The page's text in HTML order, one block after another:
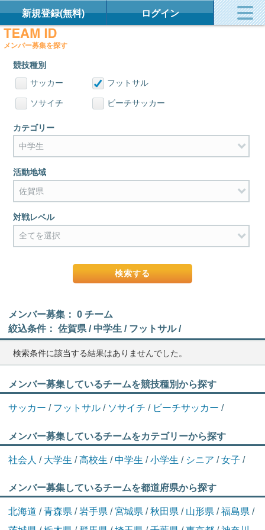
新規登録(無料) ログイン
メンバー募集を探す
競技種別
サッカー
フットサル
ソサイチ ビーチサッカー
カテゴリー
活動地域
対戦レベル
メンバー募集： 0 チーム
絞込条件： 佐賀県 / 中学生 / フットサル /
検索条件に該当する結果はありませんでした。
メンバー募集しているチームを競技種別から探す
サッカー / フットサル/ ソサイチ / ビーチサッカー /
メンバー募集しているチームをカテゴリーから探す
社会人 / 大学生 /高校生 /中学生 /小学生 / シニア /女子 /
メンバー募集しているチームを都道府県から探す
北海道 /青森県 /岩手県 /宮城県 /秋田県 / 山形県 /福島県 /